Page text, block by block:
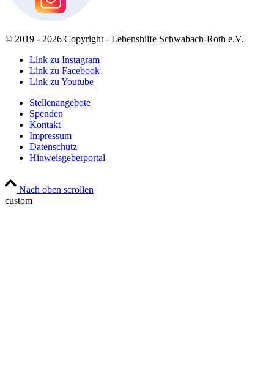
© 2019 - 2026 Copyright - Lebenshilfe Schwabach-Roth e.V.
Link zu Instagram
Link zu Facebook
Link zu Youtube
Stellenangebote
Spenden
Kontakt
Impressum
Datenschutz
Hinweisgeberportal
Nach oben scrollen
custom